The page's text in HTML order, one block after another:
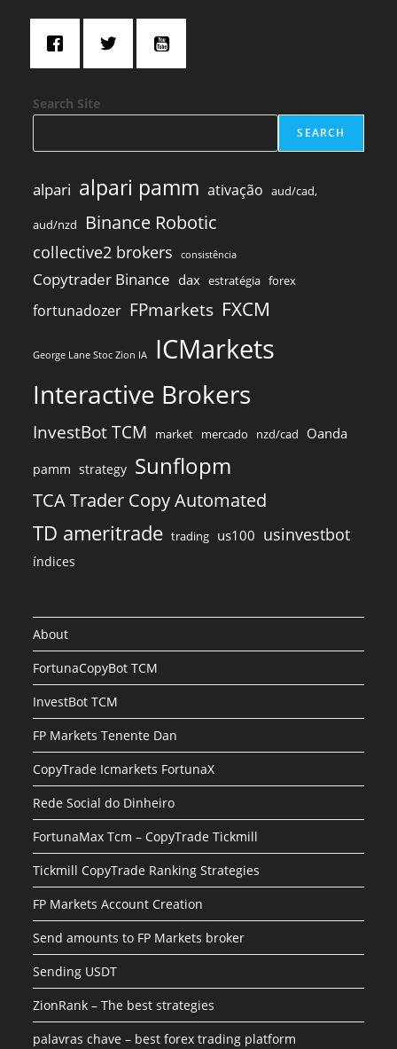
Search Site
SEARCH
alpari alpari pamm ativação aud/cad,
aud/nzd Binance Robotic
collective2 brokers consistência
Copytrader Binance dax estratégia forex
fortunadozer FPmarkets FXCM
George Lane Stoc Zion IA ICMarkets
Interactive Brokers
InvestBot TCM market mercado nzd/cad Oanda
pamm strategy Sunflopm
TCA Trader Copy Automated
TD ameritrade trading us100 usinvestbot
índices
About
FortunaCopyBot TCM
InvestBot TCM
FP Markets Tenente Dan
CopyTrade Icmarkets FortunaX
Rede Social do Dinheiro
FortunaMax Tcm – CopyTrade Tickmill
Tickmill CopyTrade Ranking Strategies
FP Markets Account Creation
Send amounts to FP Markets broker
Sending USDT
ZionRank – The best strategies
palavras chave – best forex trading platform